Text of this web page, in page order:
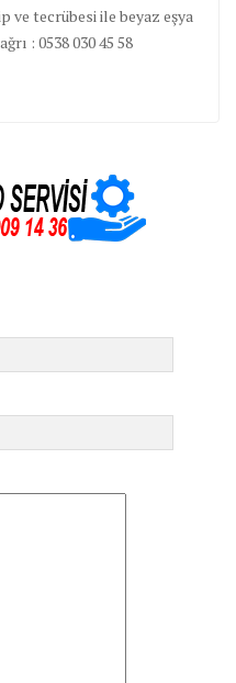
ve tecrübesi ile beyaz eşya
: 0538 030 45 58